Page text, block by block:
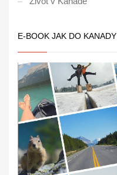
E-BOOK JAK DO KANADY